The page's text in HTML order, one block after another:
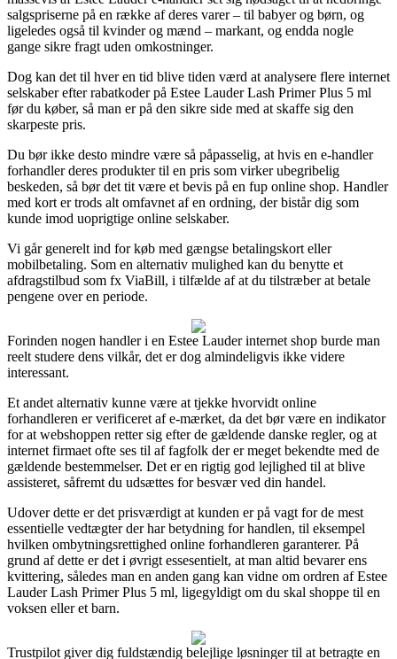
salgspriserne på en række af deres varer – til babyer og børn, og
ligeledes også til kvinder og mænd – markant, og endda nogle
gange sikre fragt uden omkostninger.
Dog kan det til hver en tid blive tiden værd at analysere flere internet
selskaber efter rabatkoder på Estee Lauder Lash Primer Plus 5 ml
før du køber, så man er på den sikre side med at skaffe sig den
skarpeste pris.
Du bør ikke desto mindre være så påpasselig, at hvis en e-handler
forhandler deres produkter til en pris som virker ubegribelig
beskeden, så bør det tit være et bevis på en fup online shop. Handler
med kort er trods alt omfavnet af en ordning, der bistår dig som
kunde imod uoprigtige online selskaber.
Vi går generelt ind for køb med gængse betalingskort eller
mobilbetaling. Som en alternativ mulighed kan du benytte et
afdragstilbud som fx ViaBill, i tilfælde af at du tilstræber at betale
pengene over en periode.
Forinden nogen handler i en Estee Lauder internet shop burde man
reelt studere dens vilkår, det er dog almindeligvis ikke videre
interessant.
Et andet alternativ kunne være at tjekke hvorvidt online
forhandleren er verificeret af e-mærket, da det bør være en indikator
for at webshoppen retter sig efter de gældende danske regler, og at
internet firmaet ofte ses til af fagfolk der er meget bekendte med de
gældende bestemmelser. Det er en rigtig god lejlighed til at blive
assisteret, såfremt du udsættes for besvær ved din handel.
Udover dette er det prisværdigt at kunden er på vagt for de mest
essentielle vedtægter der har betydning for handlen, til eksempel
hvilken ombytningsrettighed online forhandleren garanterer. På
grund af dette er det i øvrigt essesentielt, at man altid bevarer ens
kvittering, således man en anden gang kan vidne om ordren af Estee
Lauder Lash Primer Plus 5 ml, ligegyldigt om du skal shoppe til en
voksen eller et barn.
Trustpilot giver dig fuldstændig belejlige løsninger til at betragte en